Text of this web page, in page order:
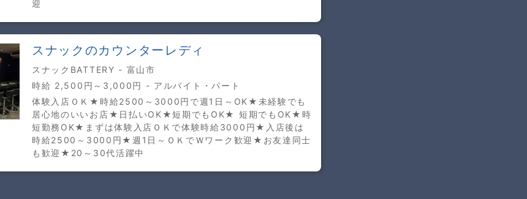
迎
スナックのカウンターレディ
スナックBATTERY - 富山市
時給 2,500円～3,000円 - アルバイト・パート
体験入店ＯＫ★時給2500～3000円で週1日～OK★未経験でも
居心地のいいお店★日払いOK★短期でもOK★ 短期でもOK★時
短勤務OK★まずは体験入店ＯＫで体験時給3000円★入店後は
時給2500～3000円★週1日～ＯＫでＷワーク歓迎★お友達同士
も歓迎★20～30代活躍中